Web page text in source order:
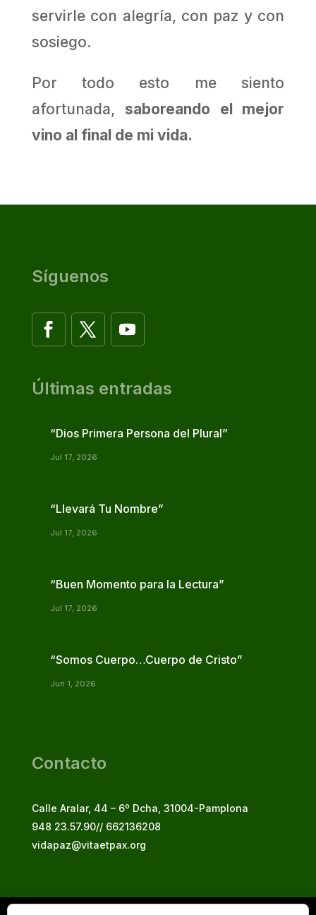
servirle con alegría, con paz y con
sosiego.
Por todo esto me siento
afortunada, saboreando el mejor
vino al final de mi vida.
Síguenos
Últimas entradas
“Dios Primera Persona del Plural”
Jul 17, 2026
“Llevará Tu Nombre”
Jul 17, 2026
“Buen Momento para la Lectura”
Jul 17, 2026
“Somos Cuerpo…Cuerpo de Cristo”
Jun 1, 2026
Contacto
Calle Aralar, 44 – 6º Dcha, 31004-Pamplona
948 23.57.90// 662136208
vidapaz@vitaetpax.org